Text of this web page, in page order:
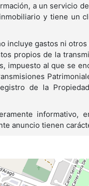
a un servicio
y tiene un
incluye gastos ni
propios de la
impuesto al que se
de la
informativo,
anuncio tienen